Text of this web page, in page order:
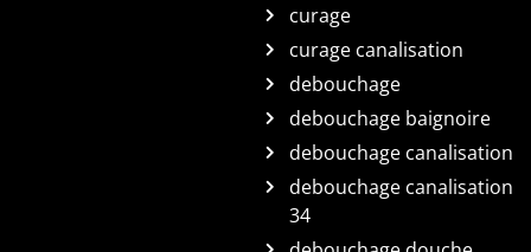
curage
curage canalisation
debouchage
debouchage baignoire
debouchage canalisation
debouchage canalisation
34